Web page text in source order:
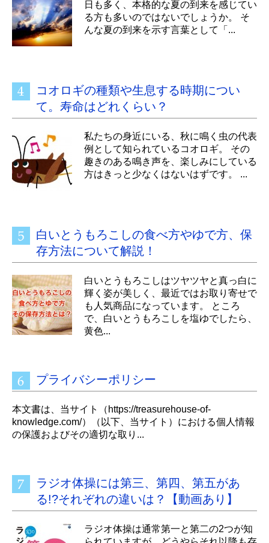
日も多く、本格的な夏の到来を感じてい
る方も多いのではないでしょうか。 そ
んな夏の到来を示す言葉として「...
コオロギの種類や生息する時期につい
て。寿命はどれくらい？
私たちの身近にいる、秋に鳴く虫の代表
例として知られているコオロギ。 その
趣きのある鳴き声を、楽しみにしている
方はきっと少なくはないはずです。 ...
白いとうもろこしの食べ方やゆで方、保
存方法について解説！
白いとうもろこしはツヤツヤと真っ白に
輝く姿が美しく、最近ではお取り寄せで
も人気商品になっています。 ところ
で、白いとうもろこしを塩ゆでしたら、
黄色...
プライバシーポリシー
本文書は、当サイト（https://treasurehouse-of-
knowledge.com/）（以下、当サイト）における個人情報
の保護およびその適切な取り...
ラジオ体操には第三、第四、第五があ
る!?それぞれの違いは？【動画あり】
ラジオ体操は通常第一と第二の2つが知